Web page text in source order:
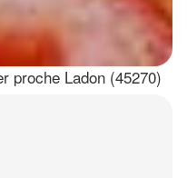
proche Ladon (45270)